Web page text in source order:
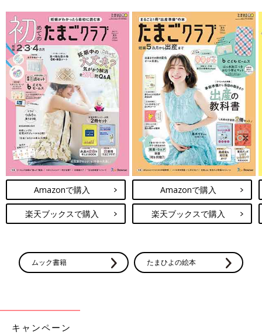
Amazonで購入
楽天ブックスで購入
Amazonで購入
楽天ブックスで購入
ムック書籍 たまひよの絵本
キャンペーン